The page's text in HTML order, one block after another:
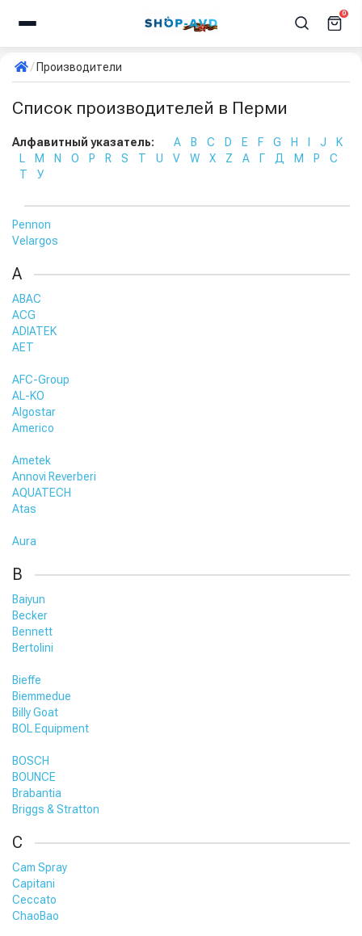
0
Производители
Список производителей в Перми
Алфавитный указатель: A B C D E F G H J
K
L
M N O P R S T U V W X Z А Г Д М Р
С
Т
У
Pennon
Velargos
A
ABAC
ACG
ADIATEK
AET
AFC-Group
AL-KO
Algostar
Americo
Ametek
Annovi Reverberi
AQUATECH
Atas
Aura
B
Baiyun
Becker
Bennett
Bertolini
Bieffe
Biemmedue
Billy Goat
BOL Equipment
BOSCH
BOUNCE
Brabantia
Briggs & Stratton
C
Cam Spray
Capitani
Ceccato
ChaoBao